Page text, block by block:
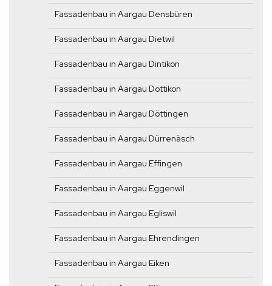
Fassadenbau in Aargau Densbüren
Fassadenbau in Aargau Dietwil
Fassadenbau in Aargau Dintikon
Fassadenbau in Aargau Dottikon
Fassadenbau in Aargau Döttingen
Fassadenbau in Aargau Dürrenäsch
Fassadenbau in Aargau Effingen
Fassadenbau in Aargau Eggenwil
Fassadenbau in Aargau Egliswil
Fassadenbau in Aargau Ehrendingen
Fassadenbau in Aargau Eiken